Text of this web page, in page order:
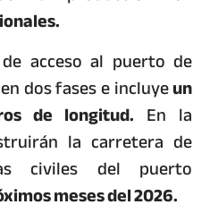
acceso al puerto de
dos fases e incluyeun
de longitud. En la
la carretera de
civiles del puerto
meses del 2026.